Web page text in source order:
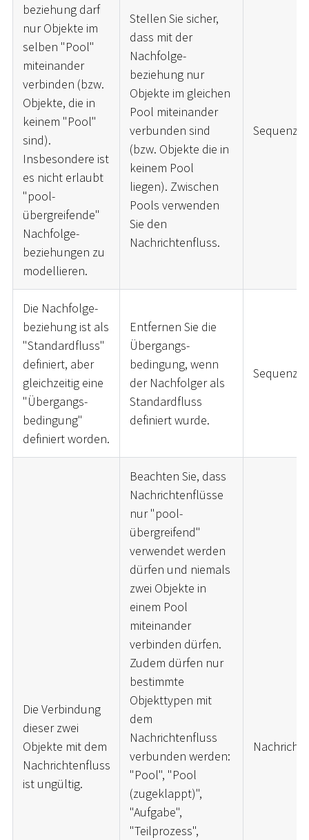
beziehung darf
nur Objekte im
selben "Pool"
miteinander
verbinden (bzw.
Objekte, die in
keinem "Pool"
sind).
Insbesondere ist
es nicht erlaubt
"pool-
übergreifende"
Nachfolge-
beziehungen zu
modellieren.
Stellen Sie sicher,
dass mit der
Nachfolge-
beziehung nur
Objekte im gleichen
Pool miteinander
verbunden sind
(bzw. Objekte die in
keinem Pool
liegen). Zwischen
Pools verwenden
Sie den
Nachrichtenfluss.
Die Nachfolge-
beziehung ist als
"Standardfluss"
definiert, aber
gleichzeitig eine
"Übergangs-
bedingung"
definiert worden.
Entfernen Sie die
Übergangs-
bedingung, wenn
der Nachfolger als
Standardfluss
definiert wurde.
Die Verbindung
dieser zwei
Objekte mit dem
Nachrichtenfluss
ist ungültig.
Beachten Sie, dass
Nachrichtenflüsse
nur "pool-
übergreifend"
verwendet werden
dürfen und niemals
zwei Objekte in
einem Pool
miteinander
verbinden dürfen.
Zudem dürfen nur
bestimmte
Objekttypen mit
dem
Nachrichtenfluss
verbunden werden:
"Pool", "Pool
(zugeklappt)",
"Aufgabe",
"Teilprozess",